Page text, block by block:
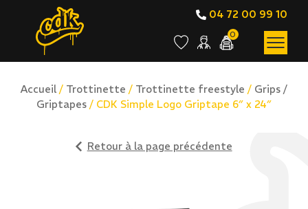
04 72 00 99 10
0
Accueil / Trottinette / Trottinette freestyle / Grips /
Griptapes / CDK Simple Logo Griptape 6″ x 24″
Retour à la page précédente